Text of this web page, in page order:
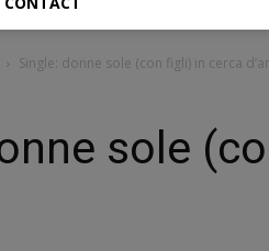
Single: donne sole (con figli) in cerca
sole